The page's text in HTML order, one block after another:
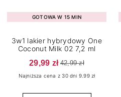
GOTOWA W 15 MIN
3w1 lakier hybrydowy One
Coconut Milk 02 7,2 ml
29,99 zł 42,99 zł
Najniższa cena z 30 dni 9.99 zł